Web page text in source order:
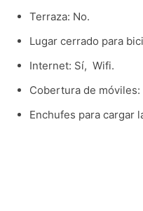
Terraza: No.
Lugar cerrado para
Internet: Sí, Wifi.
Cobertura de móviles:
Enchufes para cargar